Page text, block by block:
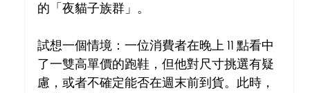
的「夜貓子族群」。
試想一個情境：一位消費者在晚上 11 點看中
了一雙高單價的跑鞋，但他對尺寸挑選有疑
慮，或者不確定能否在週末前到貨。此時，